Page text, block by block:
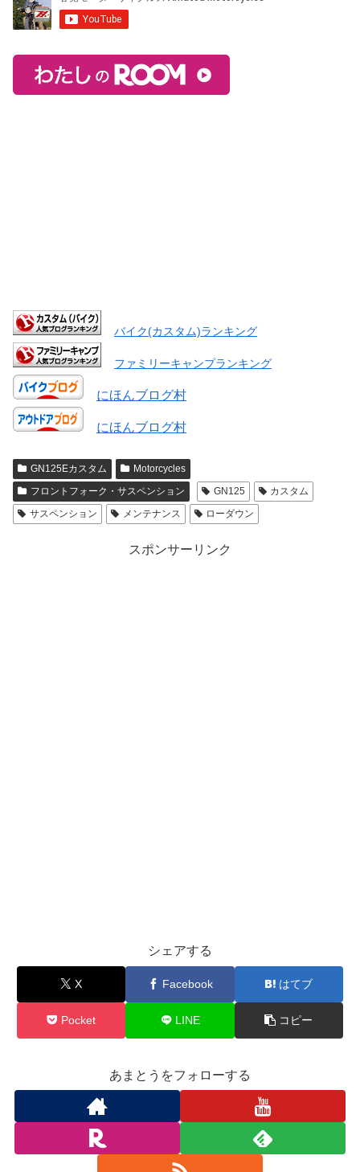
バイク(カスタム)ランキング
ファミリーキャンプランキング
にほんブログ村
にほんブログ村
GN125Eカスタム
Motorcycles
フロントフォーク・サスペンション
GN125
カスタム
サスペンション
メンテナンス ローダウン
スポンサーリンク
シェアする
X Facebook はてブ
Pocket LINE コピー
あまとうをフォローする